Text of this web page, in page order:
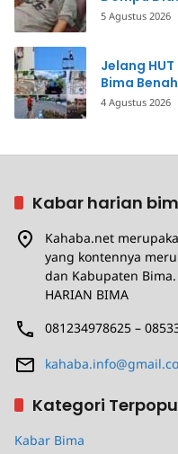
5 Agustus 2026
Jelang
Bima
4 Agustus 2026
Kabar harian
Kahaba.net
yang kontennya
dan Kabupaten Bima.
HARIAN BIMA
081234978625 –
Kategori
Kabar Bima